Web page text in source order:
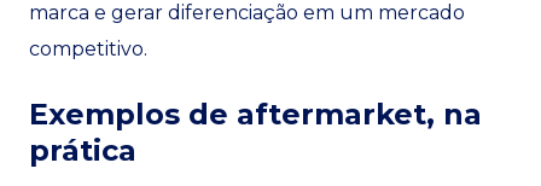
marca e gerar diferenciação em um mercado
competitivo.
Exemplos de aftermarket, na
prática